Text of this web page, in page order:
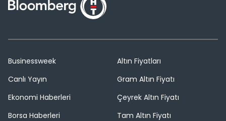
Businessweek
Canlı Yayın
Ekonomi Haberleri
Borsa Haberleri
Altın Fiyatları
Gram Altın Fiyatı
Çeyrek Altın Fiyatı
Tam Altın Fiyatı